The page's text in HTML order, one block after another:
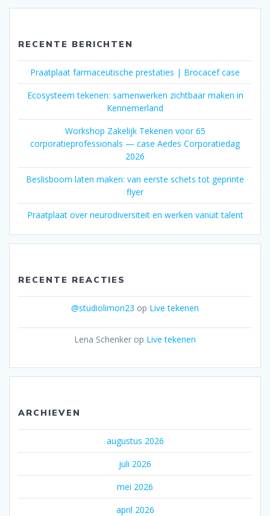
RECENTE BERICHTEN
Praatplaat farmaceutische prestaties | Brocacef case
Ecosysteem tekenen: samenwerken zichtbaar maken in
Kennemerland
Workshop Zakelijk Tekenen voor 65
corporatieprofessionals — case Aedes Corporatiedag
2026
Beslisboom laten maken: van eerste schets tot geprinte
flyer
Praatplaat over neurodiversiteit en werken vanuit talent
RECENTE REACTIES
@studiolimon23 op Live tekenen
Lena Schenker op Live tekenen
ARCHIEVEN
augustus 2026
juli 2026
mei 2026
april 2026